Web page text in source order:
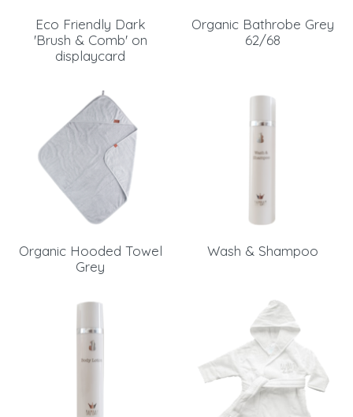
Eco Friendly Dark
'Brush & Comb' on
displaycard
Organic Bathrobe Grey
62/68
Organic Hooded Towel
Grey
Wash & Shampoo